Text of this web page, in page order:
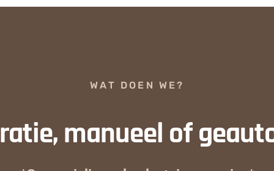
WAT DOEN WE?
manueel of